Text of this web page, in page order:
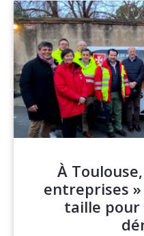
À
entreprises
taille pour